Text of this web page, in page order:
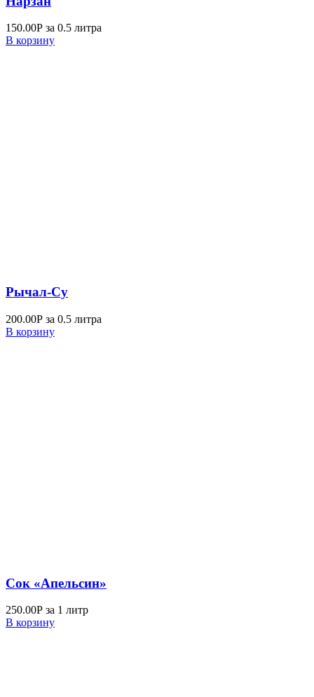
150.00Р за 0.5 литра
В корзину
Рычал-Су
200.00Р за 0.5 литра
В корзину
Сок «Апельсин»
250.00Р за 1 литр
В корзину